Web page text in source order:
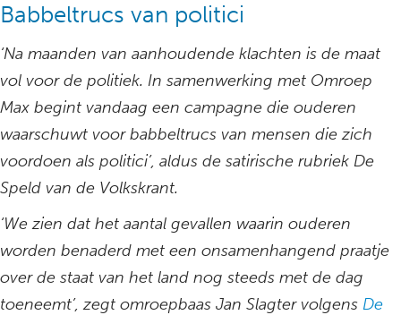
Babbeltrucs van politici
‘Na maanden van aanhoudende klachten is de maat
vol voor de politiek. In samenwerking met Omroep
Max begint vandaag een campagne die ouderen
waarschuwt voor babbeltrucs van mensen die zich
voordoen als politici’, aldus de satirische rubriek De
Speld van de Volkskrant.
‘We zien dat het aantal gevallen waarin ouderen
worden benaderd met een onsamenhangend praatje
over de staat van het land nog steeds met de dag
toeneemt’, zegt omroepbaas Jan Slagter volgens De